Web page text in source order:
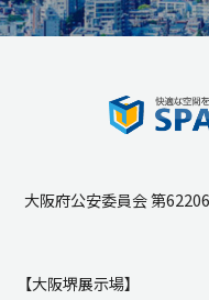
大阪府公安委員会 第
【大阪堺展示場】